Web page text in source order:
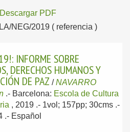
Descargar PDF
NEG/2019 ( referencia )
INFORME SOBRE
DERECHOS HUMANOS Y
DE PAZ /NAVARRO
.- Barcelona: Escola de Cultura
, 2019 .- 1vol; 157pp; 30cms .-
.- Español